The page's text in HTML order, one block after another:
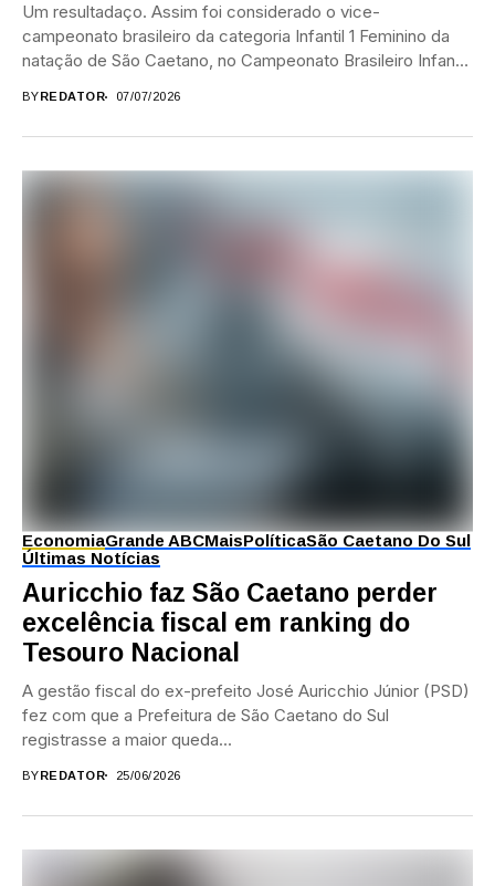
Um resultadaço. Assim foi considerado o vice-
campeonato brasileiro da categoria Infantil 1 Feminino da
natação de São Caetano, no Campeonato Brasileiro Infantil
BYREDATOR 07/07/2026
EconomiaGrande ABCMaisPolíticaSão Caetano Do Sul
Últimas Notícias
Auricchio faz São Caetano perder
excelência fiscal em ranking do
Tesouro Nacional
A gestão fiscal do ex-prefeito José Auricchio Júnior (PSD)
fez com que a Prefeitura de São Caetano do Sul
registrasse a maior queda...
BYREDATOR 25/06/2026